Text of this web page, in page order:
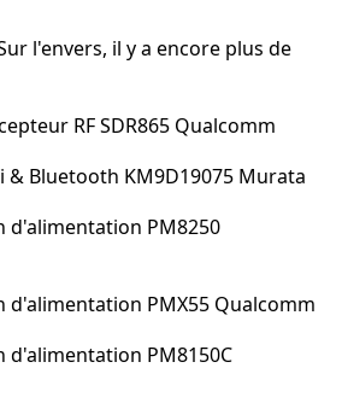
l'envers, il y a encore plus de
RF SDR865 Qualcomm
& Bluetooth KM9D19075 Murata
d'alimentation PM8250
d'alimentation PMX55 Qualcomm
d'alimentation PM8150C